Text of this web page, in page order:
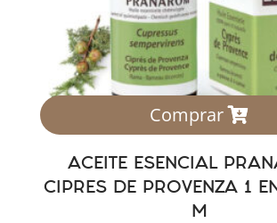
Comprar
ACEITE ESENCIAL
CIPRES DE PROVENZA 1
M